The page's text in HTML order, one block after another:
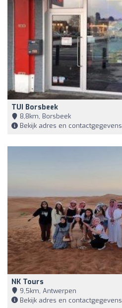
TUI Borsbeek
8,8km, Borsbeek
Bekijk adres en contactgegevens
NK Tours
9,5km, Antwerpen
Bekijk adres en contactgegevens